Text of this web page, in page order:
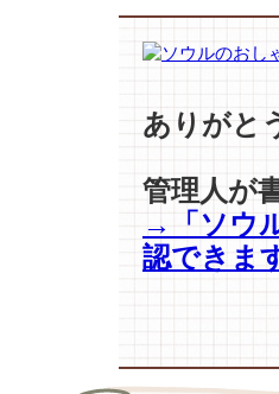
ありがと
管理人が
→「ソウ
認できま